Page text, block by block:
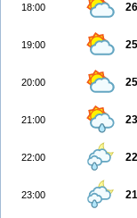
18:00
19:00
20:00
21:00
22:00
23:00